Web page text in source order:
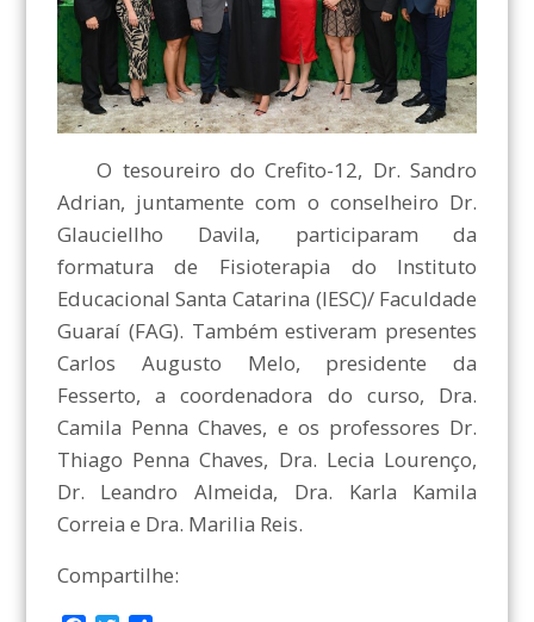
O tesoureiro do Crefito-12, Dr. Sandro
Adrian, juntamente com o conselheiro Dr.
Glauciellho Davila, participaram da
formatura de Fisioterapia do Instituto
Educacional Santa Catarina (IESC)/ Faculdade
Guaraí (FAG). Também estiveram presentes
Carlos Augusto Melo, presidente da
Fesserto, a coordenadora do curso, Dra.
Camila Penna Chaves, e os professores Dr.
Thiago Penna Chaves, Dra. Lecia Lourenço,
Dr. Leandro Almeida, Dra. Karla Kamila
Correia e Dra. Marilia Reis.
Compartilhe: